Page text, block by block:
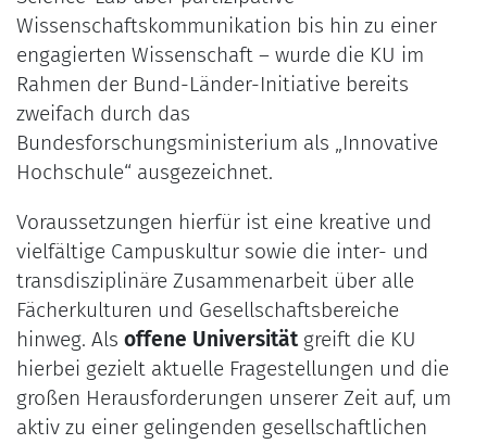
Wissenschaftskommunikation bis hin zu einer
engagierten Wissenschaft – wurde die KU im
Rahmen der Bund-Länder-Initiative bereits
zweifach durch das
Bundesforschungsministerium als „Innovative
Hochschule“ ausgezeichnet.
Voraussetzungen hierfür ist eine kreative und
vielfältige Campuskultur sowie die inter- und
transdisziplinäre Zusammenarbeit über alle
Fächerkulturen und Gesellschaftsbereiche
hinweg. Als offene Universitätgreift die KU
hierbei gezielt aktuelle Fragestellungen und die
großen Herausforderungen unserer Zeit auf, um
aktiv zu einer gelingenden gesellschaftlichen